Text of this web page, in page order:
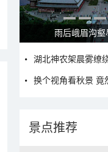
秋意浓 蓝天映衬
湖北神农架晨雾缭
换个视角看秋景 竟
景点推荐